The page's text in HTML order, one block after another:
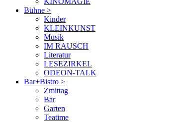
Bühne >
Kinder
KLEINKUNST
Musik
IM RAUSCH
Literatur
LESEZIRKEL
ODEON-TALK
Bar+Bistro >
Zmittag
Bar
Garten
Teatime